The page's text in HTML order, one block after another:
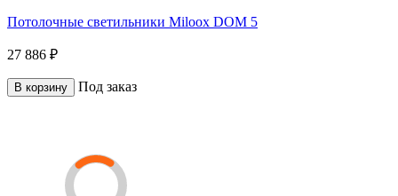
Потолочные светильники Miloox DOM 5
27 886 ₽
В корзину Под заказ